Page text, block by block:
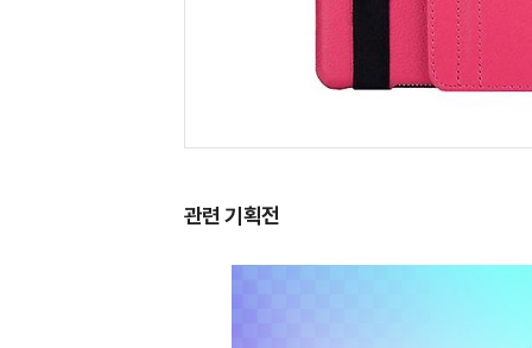
관련 기획전